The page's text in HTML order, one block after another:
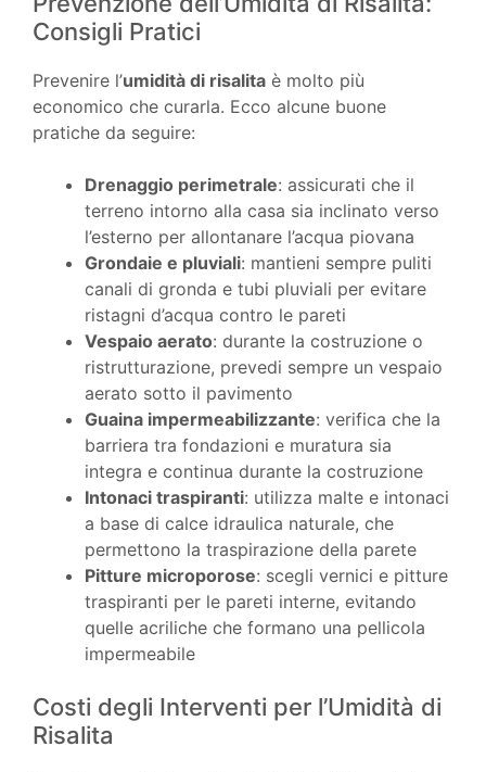
Consigli Pratici
Prevenire l’umidità di risalita è molto più
economico che curarla. Ecco alcune buone
pratiche da seguire:
Drenaggio perimetrale: assicurati che il
terreno intorno alla casa sia inclinato verso
l’esterno per allontanare l’acqua piovana
Grondaie e pluviali: mantieni sempre puliti
canali di gronda e tubi pluviali per evitare
ristagni d’acqua contro le pareti
Vespaio aerato: durante la costruzione o
ristrutturazione, prevedi sempre un vespaio
aerato sotto il pavimento
Guaina impermeabilizzante: verifica che la
barriera tra fondazioni e muratura sia
integra e continua durante la costruzione
Intonaci traspiranti: utilizza malte e intonaci
a base di calce idraulica naturale, che
permettono la traspirazione della parete
Pitture microporose: scegli vernici e pitture
traspiranti per le pareti interne, evitando
quelle acriliche che formano una pellicola
impermeabile
Costi degli Interventi per l’Umidità di
Risalita